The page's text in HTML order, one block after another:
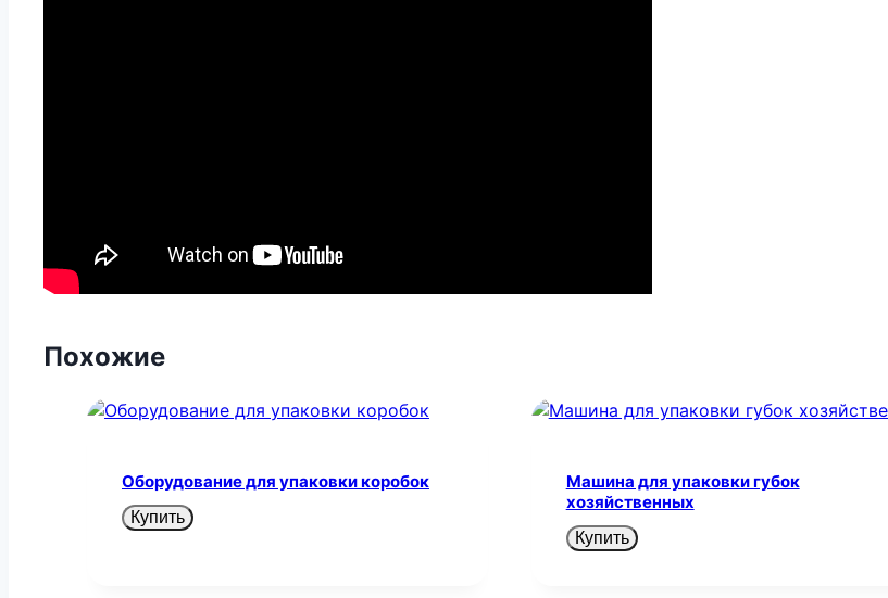
Похожие
Оборудование для упаковки коробок
Купить
Машина для упаковки губок
хозяйственных
Купить